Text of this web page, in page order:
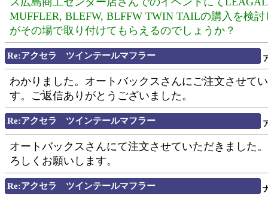
MUFFLER, BLEFW, BLFFW TWIN TAILの購入を検
がその場で取り付けてもらえるのでしょうか？
Re:アクセラ ツインテールマフラー
わかりました。オートバックスさんにご注文させて
す。ご返信ありがとうございました。
Re:アクセラ ツインテールマフラー
オートバックスさんにて注文させていただきました
ろしくお願いします。
Re:アクセラ ツインテールマフラー